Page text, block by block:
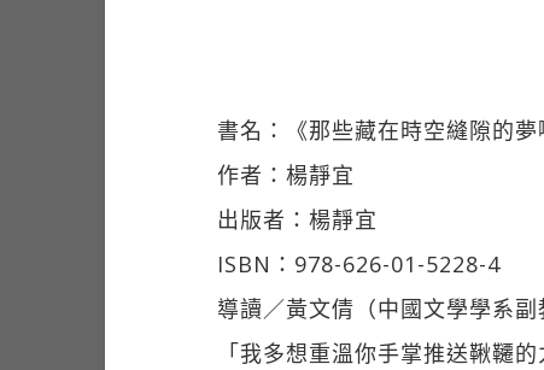
書名：《那些藏在時空縫隙的夢
作者：楊靜宜
出版者：楊靜宜
ISBN：978-626-01-5228-4
導讀／黃文倩（中國文學學系副
「我多想重溫你手掌推送鞦韆